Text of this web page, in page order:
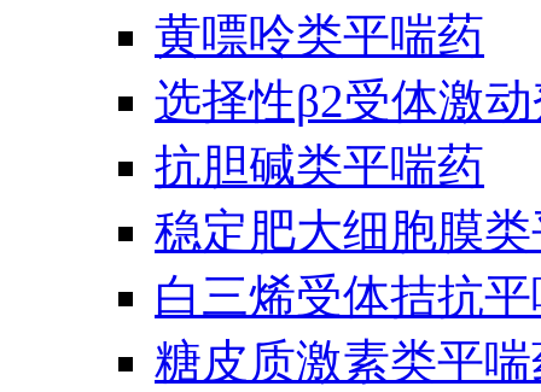
黄嘌呤类平喘药
选择性β2受体激
抗胆碱类平喘药
稳定肥大细胞膜
白三烯受体拮抗
糖皮质激素类平